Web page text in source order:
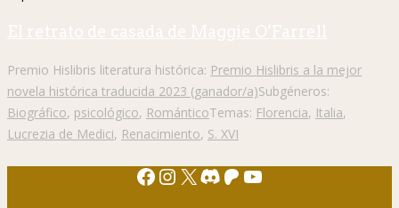
El retrato de casada de Maggie O’Farrell
Premio Hislibris literatura histórica: Premio Hislibris a la mejor
novela histórica traducida 2023 (ganador/a)Subgéneros:
Biográfico, psicológico, RománticoTemas: Florencia, Italia,
Lucrezia de Medici, Renacimiento, S. XVI
Facebook
Instagram
X Discord
Patreon
YouTube